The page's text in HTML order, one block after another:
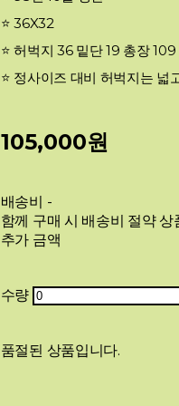
⭐️ 36X32
⭐️ 허벅지 36 밑단 19 총장 109
⭐️ 정사이즈 대비 허벅지는 넓
105,000원
배송비 -
함께 구매 시 배송비 절약 상
추가 금액
수량
품절된 상품입니다.